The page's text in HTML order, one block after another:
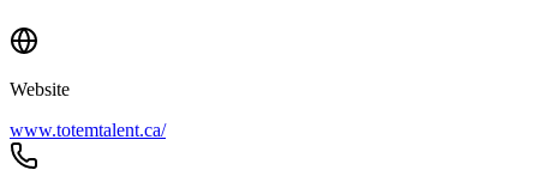
Website
www.totemtalent.ca/